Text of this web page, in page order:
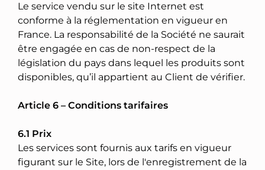
Le service vendu sur le site Internet est
conforme à la réglementation en vigueur en
France. La responsabilité de la Société ne saurait
être engagée en cas de non-respect de la
législation du pays dans lequel les produits sont
disponibles, qu’il appartient au Client de vérifier.
Article 6 – Conditions tarifaires
6.1 Prix
Les services sont fournis aux tarifs en vigueur
figurant sur le Site, lors de l'enregistrement de la